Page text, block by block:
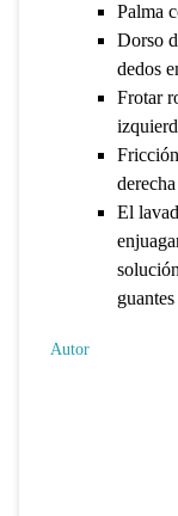
Palma
Dorso
dedos
Frotar
El
Autor